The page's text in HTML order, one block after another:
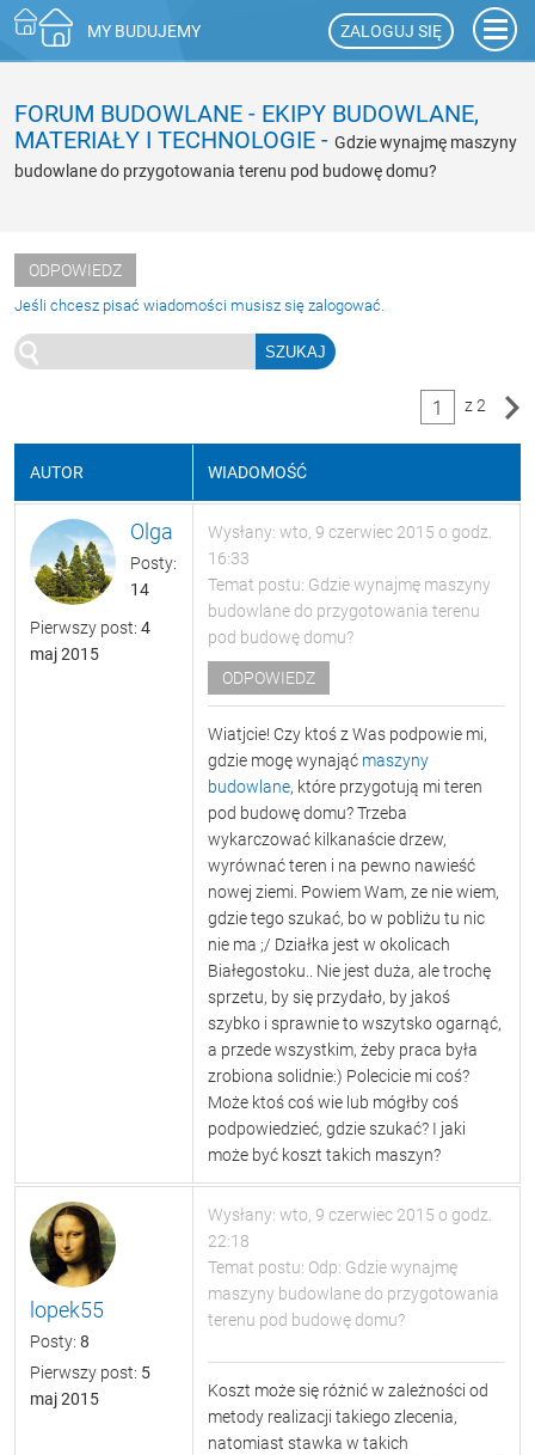
MY BUDUJEMY ZALOGUJ SIĘ
FORUM BUDOWLANE - EKIPY BUDOWLANE,
MATERIAŁY I TECHNOLOGIE - Gdzie wynajmę maszyny
budowlane do przygotowania terenu pod budowę domu?
ODPOWIEDZ
Jeśli chcesz pisać wiadomości musisz się zalogować.
1 z 2
AUTOR WIADOMOŚĆ
Olga
Posty:
14
Pierwszy post: 4
maj 2015
Wysłany: wto, 9 czerwiec 2015 o godz.
16:33
Temat postu: Gdzie wynajmę maszyny
budowlane do przygotowania terenu
pod budowę domu?
ODPOWIEDZ
Wiatjcie! Czy ktoś z Was podpowie mi,
gdzie mogę wynająć maszyny
budowlane, które przygotują mi teren
pod budowę domu? Trzeba
wykarczować kilkanaście drzew,
wyrównać teren i na pewno nawieść
nowej ziemi. Powiem Wam, ze nie wiem,
gdzie tego szukać, bo w pobliżu tu nic
nie ma ;/ Działka jest w okolicach
Białegostoku.. Nie jest duża, ale trochę
sprzetu, by się przydało, by jakoś
szybko i sprawnie to wszytsko ogarnąć,
a przede wszystkim, żeby praca była
zrobiona solidnie:) Polecicie mi coś?
Może ktoś coś wie lub mógłby coś
podpowiedzieć, gdzie szukać? I jaki
może być koszt takich maszyn?
lopek55
Posty: 8
Pierwszy post: 5
maj 2015
Wysłany: wto, 9 czerwiec 2015 o godz.
22:18
Temat postu: Odp: Gdzie wynajmę
maszyny budowlane do przygotowania
terenu pod budowę domu?
Koszt może się różnić w zależności od
metody realizacji takiego zlecenia,
natomiast stawka w takich